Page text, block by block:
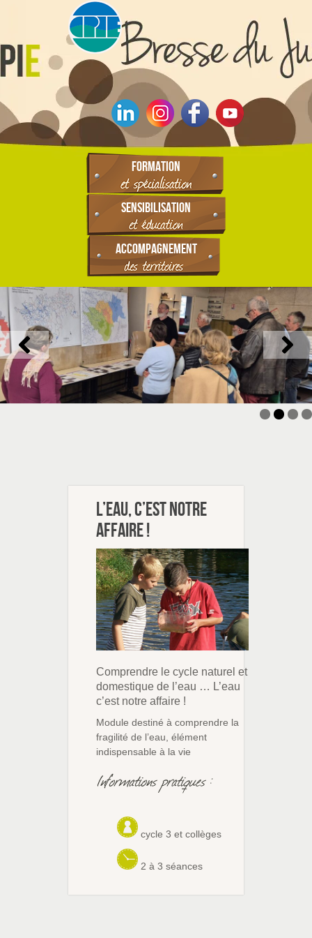
FORMATION
SENSIBILISATION
ACCOMPAGNEMENT
L’eau, c’est notre
affaire !
Comprendre le cycle naturel et
domestique de l’eau … L’eau
c’est notre affaire !
Module destiné à comprendre la
fragilité de l’eau, élément
indispensable à la vie
Informations pratiques :
cycle 3 et collèges
2 à 3 séances